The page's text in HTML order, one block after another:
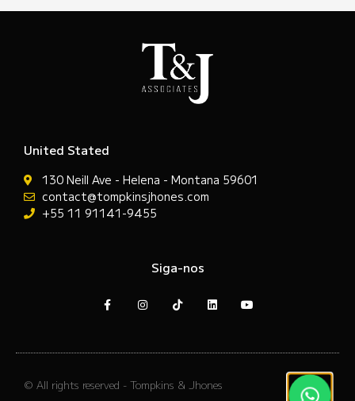
United Stated
130 Neill Ave - Helena - Montana 59601
contact@tompkinsjhones.com
+55 11 91141-9455
Siga-nos
© All rights reserved - Tompkins & Jhones